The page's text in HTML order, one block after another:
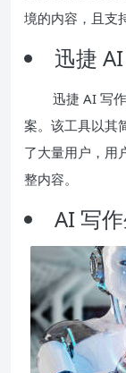
境的内容，且支
迅捷
迅捷 AI 写
案。该工具以其
了大量用户，用
整内容。
AI 写